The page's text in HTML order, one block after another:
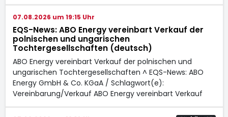
07.08.2026 um 19:15 Uhr
EQS-News: ABO Energy vereinbart Verkauf der
polnischen und ungarischen
Tochtergesellschaften (deutsch)
ABO Energy vereinbart Verkauf der polnischen und
ungarischen Tochtergesellschaften ^ EQS-News: ABO
Energy GmbH & Co. KGaA / Schlagwort(e):
Vereinbarung/Verkauf ABO Energy vereinbart Verkauf